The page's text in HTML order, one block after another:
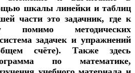
шкалы линейки и таблиц
части это задачник, где к
помимо методических
задачек и упражнений
счёте). Также здесь
по математике,